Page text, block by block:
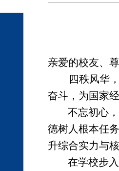
亲爱的校友、
四秩风华
奋斗，为国家
不忘初心
德树人根本任
升综合实力与
在学校步